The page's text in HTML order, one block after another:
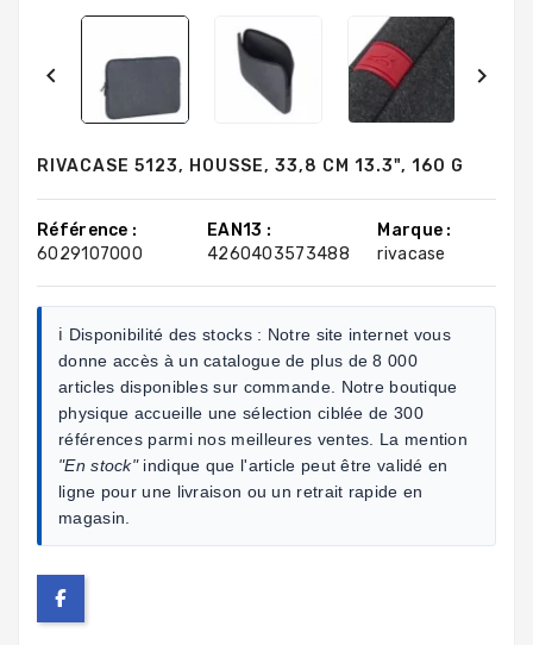
 
RIVACASE 5123, HOUSSE, 33,8 CM 13.3", 160 G
Référence :
6029107000
EAN13 :
4260403573488
Marque :
rivacase
ℹ️ Disponibilité des stocks : Notre site internet vous
donne accès à un catalogue de plus de 8 000
articles disponibles sur commande. Notre boutique
physique accueille une sélection ciblée de 300
références parmi nos meilleures ventes. La mention
"En stock"indique que l'article peut être validé en
ligne pour une livraison ou un retrait rapide en
magasin.